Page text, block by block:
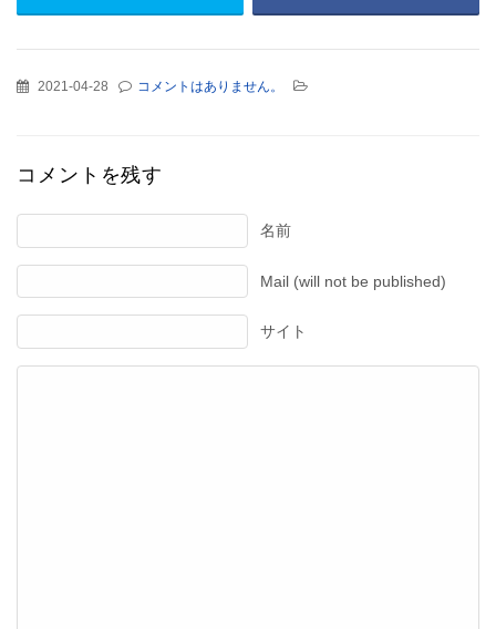
2021-04-28 コメントはありません。
コメントを残す
名前
Mail (will not be published)
サイト